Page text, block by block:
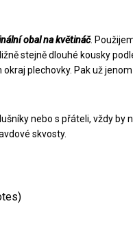
obal na květináč.
stejně dlouhé kousky
plechovky. Pak už
nebo s přáteli, vždy
skvosty.